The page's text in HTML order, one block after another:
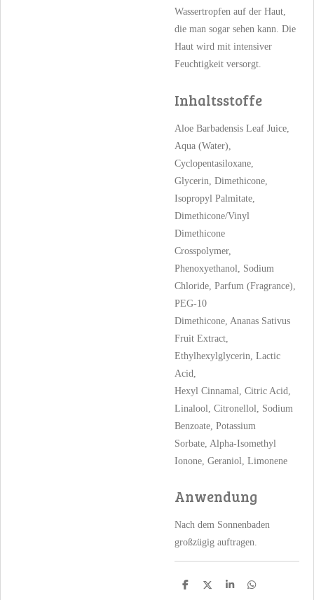
Wassertropfen auf der Haut,
die man sogar sehen kann. Die
Haut wird mit intensiver
Feuchtigkeit versorgt.
Inhaltsstoffe
Aloe Barbadensis Leaf Juice,
Aqua (Water),
Cyclopentasiloxane,
Glycerin, Dimethicone,
Isopropyl Palmitate,
Dimethicone/Vinyl
Dimethicone
Crosspolymer,
Phenoxyethanol, Sodium
Chloride, Parfum (Fragrance),
PEG-10
Dimethicone, Ananas Sativus
Fruit Extract,
Ethylhexylglycerin, Lactic
Acid,
Hexyl Cinnamal, Citric Acid,
Linalool, Citronellol, Sodium
Benzoate, Potassium
Sorbate, Alpha-Isomethyl
Ionone, Geraniol, Limonene
Anwendung
Nach dem Sonnenbaden
großzügig auftragen.
T
T
T
T